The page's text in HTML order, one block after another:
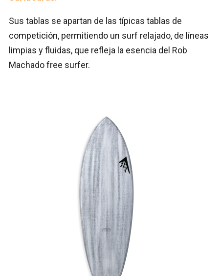
Sus tablas se apartan de las típicas tablas de
competición, permitiendo un surf relajado, de líneas
limpias y fluidas, que refleja la esencia del Rob
Machado free surfer.